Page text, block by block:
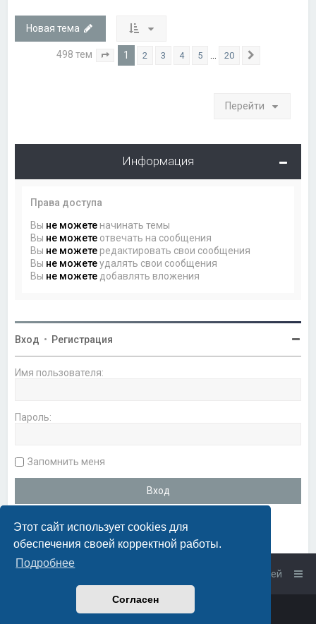
Этот сайт использует cookies для
обеспечения своей корректной работы.
Подробнее
Согласен
Новая тема
498 тем Страница из 20
1 2 3 4 5 20
Перейти
Информация
Права доступа
Вы не можете начинать темы
Вы не можете отвечать на сообщения
Вы не можете редактировать свои сообщения
Вы не можетеудалять свои сообщения
Вы не можете добавлять вложения
Вход • Регистрация
Имя пользователя:
Пароль:
Запомнить меня
Связаться с администрацией
phpBB
PlanetStyles